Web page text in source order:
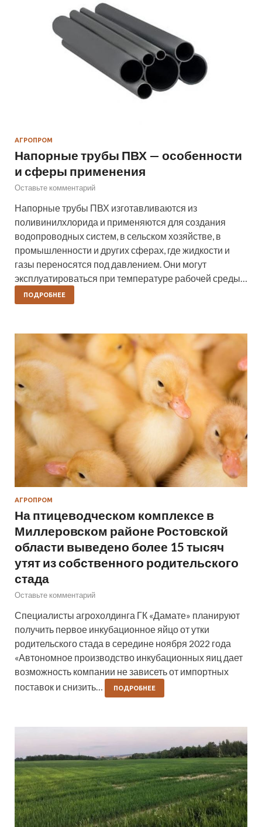
АГРОПРОМ
Напорные трубы ПВХ — особенности
и сферы применения
Оставьте комментарий
Напорные трубы ПВХ изготавливаются из
поливинилхлорида и применяются для создания
водопроводных систем, в сельском хозяйстве, в
промышленности и других сферах, где жидкости и
газы переносятся под давлением. Они могут
эксплуатироваться при температуре рабочей среды…
ПОДРОБНЕЕ
АГРОПРОМ
На птицеводческом комплексе в
Миллеровском районе Ростовской
области выведено более 15 тысяч
утят из собственного родительского
стада
Оставьте комментарий
Специалисты агрохолдинга ГК «Дамате» планируют
получить первое инкубационное яйцо от утки
родительского стада в середине ноября 2022 года
«Автономное производство инкубационных яиц дает
возможность компании не зависеть от импортных
поставок и снизить…
ПОДРОБНЕЕ